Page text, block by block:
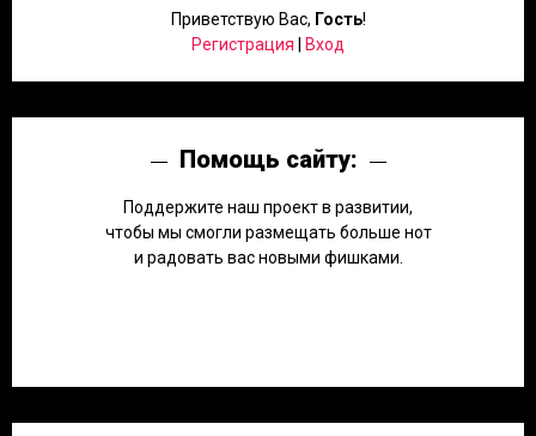
Приветствую Вас, Гость!
Регистрация
Вход
Помощь сайту:
Поддержите наш проект в развитии,
чтобы мы смогли размещать больше нот
и радовать вас новыми фишками.